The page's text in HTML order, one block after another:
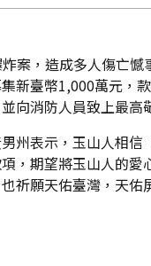
案，造成多人傷亡
新臺幣1,000萬元，
向消防人員致上最高
州表示，玉山人相
，期望將玉山人的
祈願天佑臺灣，天佑